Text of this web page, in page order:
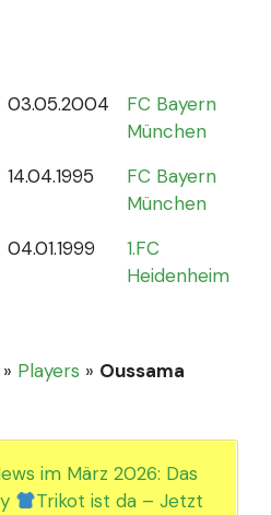
03.05.2004
FC Bayern
München
14.04.1995
FC Bayern
München
04.01.1999
1.FC
Heidenheim
» Players » Oussama
im März 2026: Das
Trikot ist da – Jetzt